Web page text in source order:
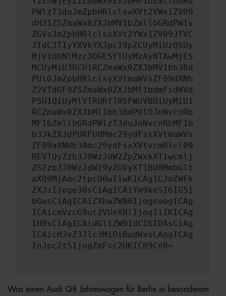
PWlzT3duJmZpbHRlclswXVt2YWx1ZV09
dHJ1ZSZmaWx0ZXJbMV1bZmllbGRdPW1v
ZGVsJmZpbHRlclsxXVt2YWx1ZV09JTVC
JTdCJTIyYXVkYXJpc19pZCUyMiUzQSUy
MjViODNlMzc3OGE5YTUyMzAyNTAwMjE5
MCUyMiU3RCU1RCZmaWx0ZXJbMV1bb3Bd
PUlOJmZpbHRlclsyXVtmaWVsZF09dXNh
Z2VTdGF0ZSZmaWx0ZXJbMl1bdmFsdWVd
PSU1QiUyMlVTRURfT05FWUVBUiUyMiU1
RCZmaWx0ZXJbMl1bb3BdPUlOJnNvcnRb
MF1bZmllbGRdPWlzT3duJnNvcnRbMF1b
b3JkZXJdPURFU0Mmc29ydFsxXVtmaWVs
ZF09aXNUb3Amc29ydFsxXVtvcmRlcl09
REVTQyZzb3J0WzJdW2ZpZWxkXT1wcmlj
ZSZzb3J0WzJdW29yZGVyXT1BU0MmbGlt
aXQ9MjAmc2tpcD0wIiwKICAgICJoZWFk
ZXJzIjoge30sCiAgICAiYm9keSI6IG51
bGwsCiAgICAiZXhwZWN0IjogewogICAg
ICAicmVzcG9uc2VUeXBlIjogIiIKICAg
IH0sCiAgICAidGltZW91dCI6IDAsCiAg
ICAicHJvZ3Jlc3MiOiBudWxsLAogICAg
InJpc2t5IjogZmFsc2UKICB9Cn0=
Was einen Audi Q8 Jahreswagen für Berlin in besonderem